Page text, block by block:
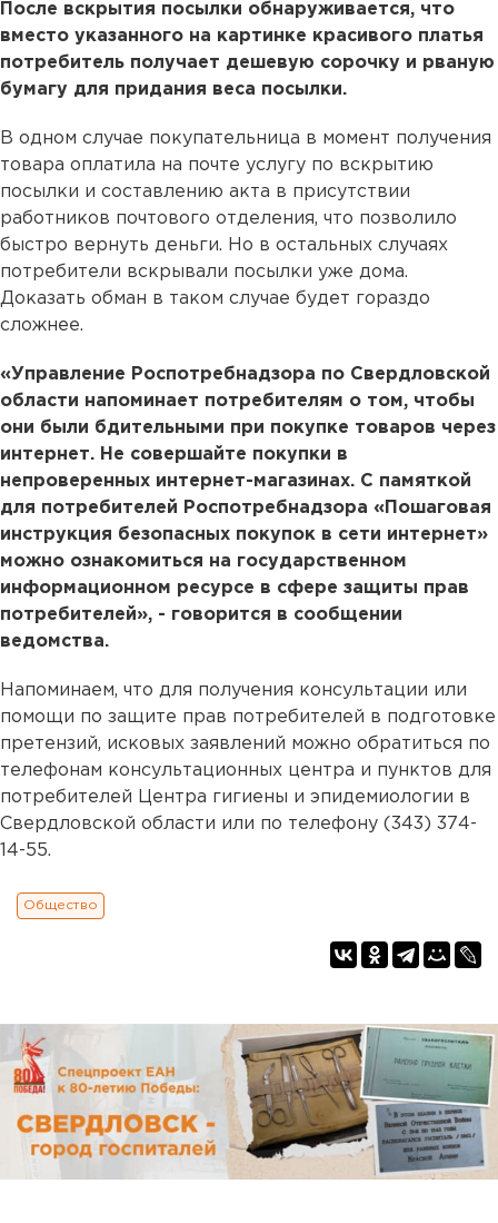
После вскрытия посылки обнаруживается, что
вместо указанного на картинке красивого платья
потребитель получает дешевую сорочку и рваную
бумагу для придания веса посылки.
В одном случае покупательница в момент получения
товара оплатила на почте услугу по вскрытию
посылки и составлению акта в присутствии
работников почтового отделения, что позволило
быстро вернуть деньги. Но в остальных случаях
потребители вскрывали посылки уже дома.
Доказать обман в таком случае будет гораздо
сложнее.
«Управление Роспотребнадзора по Свердловской
области напоминает потребителям о том, чтобы
они были бдительными при покупке товаров через
интернет. Не совершайте покупки в
непроверенных интернет-магазинах. С памяткой
для потребителей Роспотребнадзора «Пошаговая
инструкция безопасных покупок в сети интернет»
можно ознакомиться на государственном
информационном ресурсе в сфере защиты прав
потребителей», - говорится в сообщении
ведомства.
Напоминаем, что для получения консультации или
помощи по защите прав потребителей в подготовке
претензий, исковых заявлений можно обратиться по
телефонам консультационных центра и пунктов для
потребителей Центра гигиены и эпидемиологии в
Свердловской области или по телефону (343) 374-
14-55.
Общество